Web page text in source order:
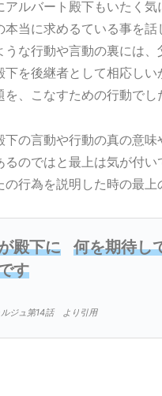
アルバート殿下もいたく
本当に求めるている事を
うな行動や言動の裏には、
下を後継者として相応しい
を、こなすための行動でし
下の言動や行動の真の意味
るのではと最上は気が付い
の行為を説明した時の最上
殿下に 何を期待し
す
ルジュ第14話 より引用